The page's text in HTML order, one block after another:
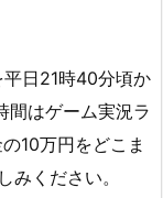
日21時40分頃か
間はゲーム実況ラ
10万円をどこま
みください。